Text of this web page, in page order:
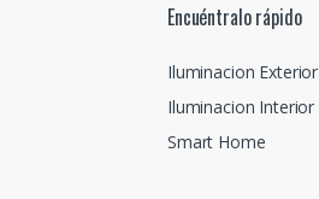
Encuéntralo rápido
Iluminacion Exterior
Iluminacion Interior
Smart Home